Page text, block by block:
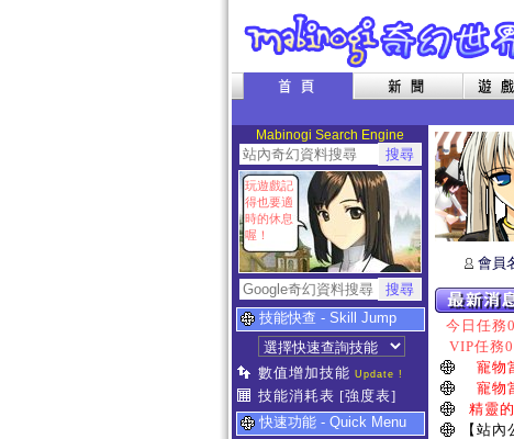
Mabinogi Search Engine
玩遊戲記
得也要適
時的休息
喔！
技能快查 - Skill Jump
數值增加技能 Update !
技能消耗表 [強度表]
快速功能 - Quick Menu
會員
今日任務
VIP任務
寵物
寵物
精靈
【站內